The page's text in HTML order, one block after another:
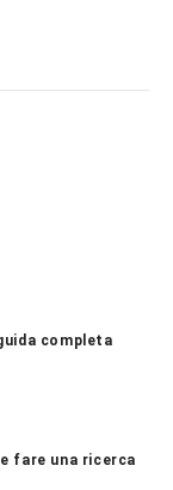
completa
fare una ricerca